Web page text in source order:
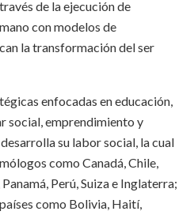
de la ejecución de
con modelos de
la transformación del ser
enfocadas en educación,
social, emprendimiento y
su labor social, la cual
como Canadá, Chile,
Perú, Suiza e Inglaterra;
como Bolivia, Haití,